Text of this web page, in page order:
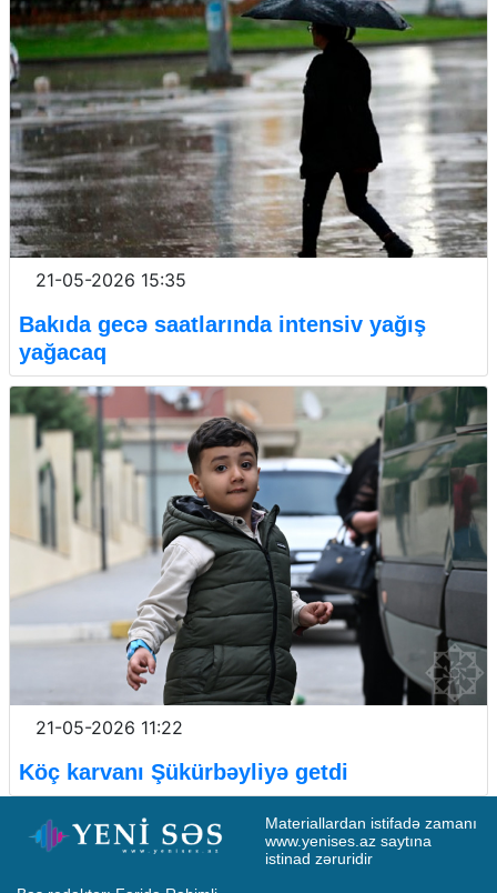
21-05-2026 15:35
Bakıda gecə saatlarında intensiv yağış
yağacaq
21-05-2026 11:22
Köç karvanı Şükürbəyliyə getdi
Materiallardan istifadə zamanı
www.yenises.az saytına
istinad zəruridir